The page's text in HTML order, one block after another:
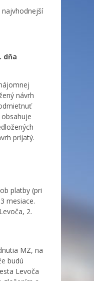
najvhodnejší
dňa
návrh
prijatý.
platby (pri
mesiace.
2.
MZ, na
budú
Levoča